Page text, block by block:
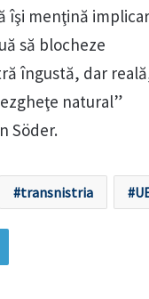
îşi menţină
să blocheze
îngustă, dar
natural”
Söder.
transnistria